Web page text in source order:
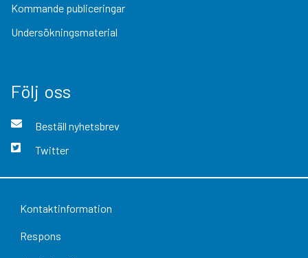
Kommande publiceringar
Undersökningsmaterial
Följ oss
Beställ nyhetsbrev
Twitter
Kontaktinformation
Respons